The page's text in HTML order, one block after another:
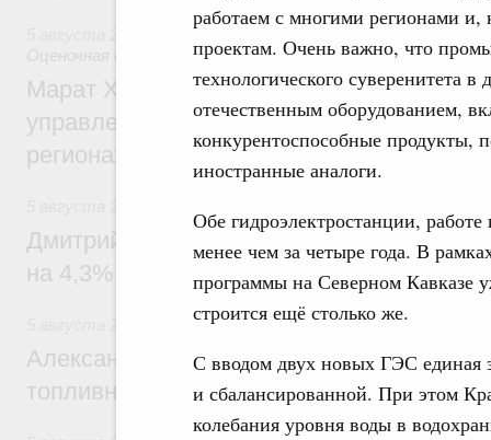
работаем с многими регионами
проектам. Очень важно, что
технологического суверенитета
отечественным оборудованием,
конкурентоспособные продукты,
иностранные аналоги.
Обе гидроэлектростанции,
менее чем за четыре года. В
программы на Северном Кавказе
строится ещё столько же.
С вводом двух новых ГЭС единая
и сбалансированной. При этом
колебания уровня воды в
Земельные отношения. Кадастровая
Оценочная деятельность
Марат Хуснуллин: По решению
управление «ДОМ.РФ» перейдёт более
регионах
Дмитрий Чернышенко: Внутренний
на 4,3%, въездной – на 20,1%
Оборот бензина и дизельного топлива
Александр Новак провёл совещание по
топливном рынке